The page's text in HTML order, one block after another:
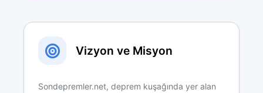
Vizyon ve Misyon
Sondepremler.net, deprem kuşağında yer alan